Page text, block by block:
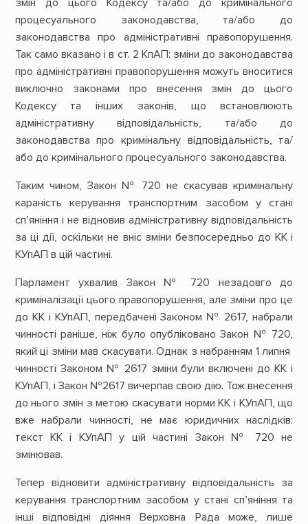
процесуального законодавства, та/або до
законодавства про адміністративні правопорушення.
Так само вказано і в ст. 2 КпАП: зміни до законодавства
про адміністративні правопорушення можуть вноситися
виключно законами про внесення змін до цього
Кодексу та інших законів, що встановлюють
адміністративну відповідальність, та/або до
законодавства про кримінальну відповідальність, та/
або до кримінального процесуального законодавства.
Таким чином, Закон № 720 не скасував кримінальну
караність керування транспортним засобом у стані
сп’яніння і не відновив адміністративну відповідальність
за ці дії, оскільки не вніс зміни безпосередньо до КК і
КУпАП в цій частині.
Парламент ухвалив Закон № 720 незадовго до
криміналізації цього правопорушення, але зміни про це
до КК і КУпАП, передбачені Законом № 2617, набрали
чинності раніше, ніж було опубліковано Закон № 720,
який ці зміни мав скасувати. Однак з набранням 1 липня
чинності Законом № 2617 зміни були включені до КК і
КУпАП, і Закон №2617 вичерпав свою дію. Тож внесення
до нього змін з метою скасувати норми КК і КУпАП, що
вже набрали чинності, не має юридичних наслідків:
текст КК і КУпАП у цій частині Закон № 720 не
змінював.
Тепер відновити адміністративну відповідальність за
керування транспортним засобом у стані сп’яніння та
інші відповідні діяння Верховна Рада може, лише